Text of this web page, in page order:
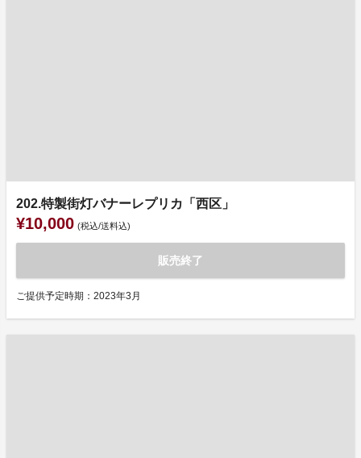
202.特製街灯バナーレプリカ「西区」
¥10,000 (税込/送料込)
販売終了
ご提供予定時期：2023年3月